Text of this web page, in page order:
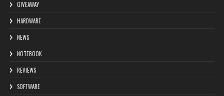
GIVEAWAY
HARDWARE
NEWS
NOTEBOOK
REVIEWS
SOFTWARE